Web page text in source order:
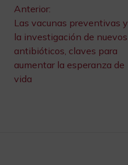
Navegación
de
entradas
Anterior:
Las vacunas preventivas y
la investigación de nuevos
antibióticos, claves para
aumentar la esperanza de
vida